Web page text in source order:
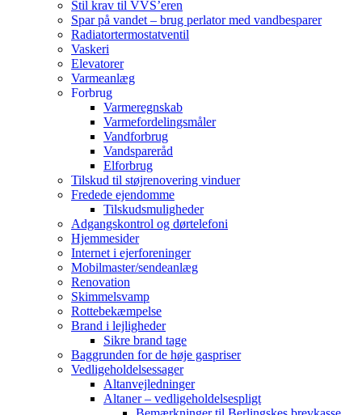
Stil krav til VVS’eren
Spar på vandet – brug perlator med vandbesparer
Radiatortermostatventil
Vaskeri
Elevatorer
Varmeanlæg
Forbrug
Varmeregnskab
Varmefordelingsmåler
Vandforbrug
Vandspareråd
Elforbrug
Tilskud til støjrenovering vinduer
Fredede ejendomme
Tilskudsmuligheder
Adgangskontrol og dørtelefoni
Hjemmesider
Internet i ejerforeninger
Mobilmaster/sendeanlæg
Renovation
Skimmelsvamp
Rottebekæmpelse
Brand i lejligheder
Sikre brand tage
Baggrunden for de høje gaspriser
Vedligeholdelsessager
Altanvejledninger
Altaner – vedligeholdelsespligt